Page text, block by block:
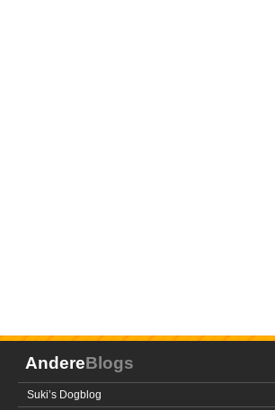
AndereBlogs
Suki’s Dogblog